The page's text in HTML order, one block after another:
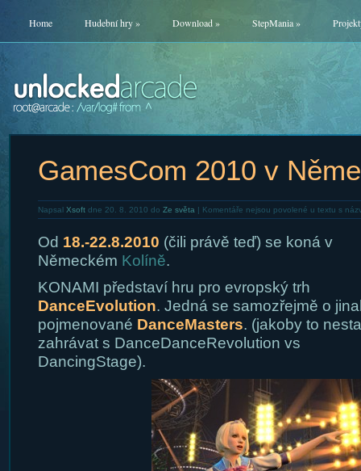
Home Hudební hry» Download» StepMania»
GamesCom 2010 v
Napsal Xsoftdne 20. 8. 2010 do Ze světa | Komentáře nejsou povolené u textu s
Od 18.-22.8.2010 (čili právě teď) se koná v
Německém Kolíně.
KONAMI představí hru pro evropský trh
DanceEvolution. Jedná se samozřejmě o
pojmenované DanceMasters. (jakoby to
zahrávat s DanceDanceRevolution vs
DancingStage).